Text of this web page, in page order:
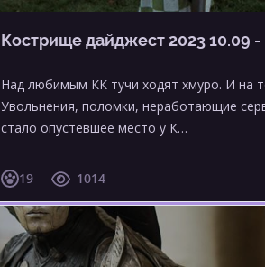
Кострище дайджест 2023 10.09 -
Над любимым КК тучи ходят хмуро. И на
Увольнения, поломки, неработающие
стало опустевшее место у К…
19 1014